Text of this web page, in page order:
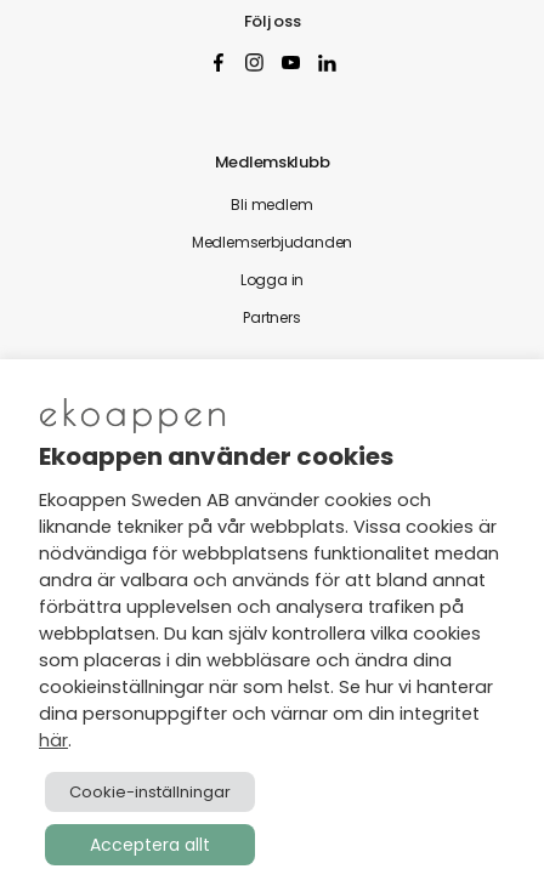
Följ oss
Medlemsklubb
Bli medlem
Medlemserbjudanden
Logga in
Partners
Nytt från Ekoappen
Jag har tagit del av Ekoappens
personuppgifts- och
integritetspolicyoch tar gärna del
av nyheter, hälsotips och exklusiva
erbjudanden via min e-post.
Skapad av
Ekoappen använder cookies
Ekoappen Sweden AB använder cookies och
liknande tekniker på vår webbplats. Vissa cookies är
nödvändiga för webbplatsens funktionalitet medan
andra är valbara och används för att bland annat
förbättra upplevelsen och analysera trafiken på
webbplatsen. Du kan själv kontrollera vilka cookies
som placeras i din webbläsare och ändra dina
cookieinställningar när som helst. Se hur vi hanterar
dina personuppgifter och värnar om din integritet
här.
Cookie-inställningar
Acceptera allt